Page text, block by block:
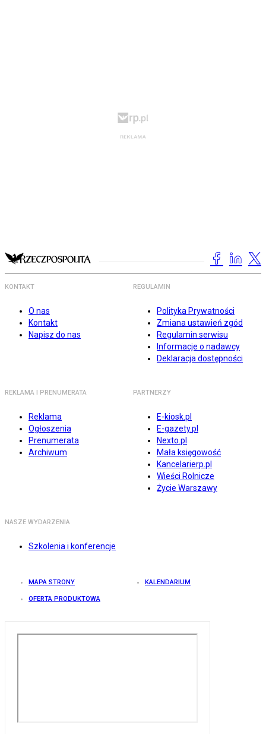
KONTAKT
O nas
Kontakt
Napisz do nas
REGULAMIN
Polityka Prywatności
Zmiana ustawień zgód
Regulamin serwisu
Informacje o nadawcy
Deklaracja dostępności
REKLAMA I PRENUMERATA
Reklama
Ogłoszenia
Prenumerata
Archiwum
PARTNERZY
E-kiosk.pl
E-gazety.pl
Nexto.pl
Mała księgowość
Kancelarierp.pl
Wieści Rolnicze
Życie Warszawy
NASZE WYDARZENIA
Szkolenia i konferencje
MAPA STRONY KALENDARIUM
OFERTA PRODUKTOWA